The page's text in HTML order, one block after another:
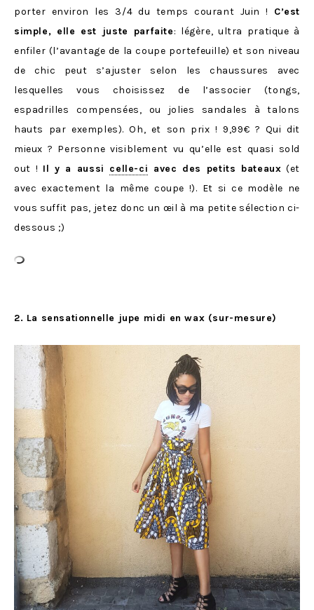
porter environ les 3/4 du temps courant Juin ! C’est
simple, elle est juste parfaite: légère, ultra pratique à
enfiler (l’avantage de la coupe portefeuille) et son niveau
de chic peut s’ajuster selon les chaussures avec
lesquelles vous choisissez de l’associer (tongs,
espadrilles compensées, ou jolies sandales à talons
hauts par exemples). Oh, et son prix ! 9,99€ ? Qui dit
mieux ? Personne visiblement vu qu’elle est quasi sold
out ! Il y a aussi celle-ci avec des petits bateaux (et
avec exactement la même coupe !). Et si ce modèle ne
vous suffit pas, jetez donc un œil à ma petite sélection ci-
dessous ;)
2. La sensationnelle jupe midi en wax (sur-mesure)